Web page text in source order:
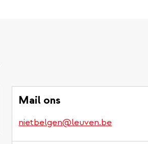
Mail ons
nietbelgen@leuven.be